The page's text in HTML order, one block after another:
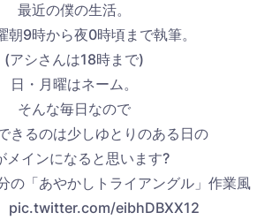
最近の僕の生活。
朝9時から夜0時頃まで執筆。
(アシさんは18時まで)
日・月曜はネーム。
そんな毎日なので
きるのは少しゆとりのある日の
メインになると思います?
の「あやかしトライアングル」作業風
pic.twitter.com/eibhDBXX12